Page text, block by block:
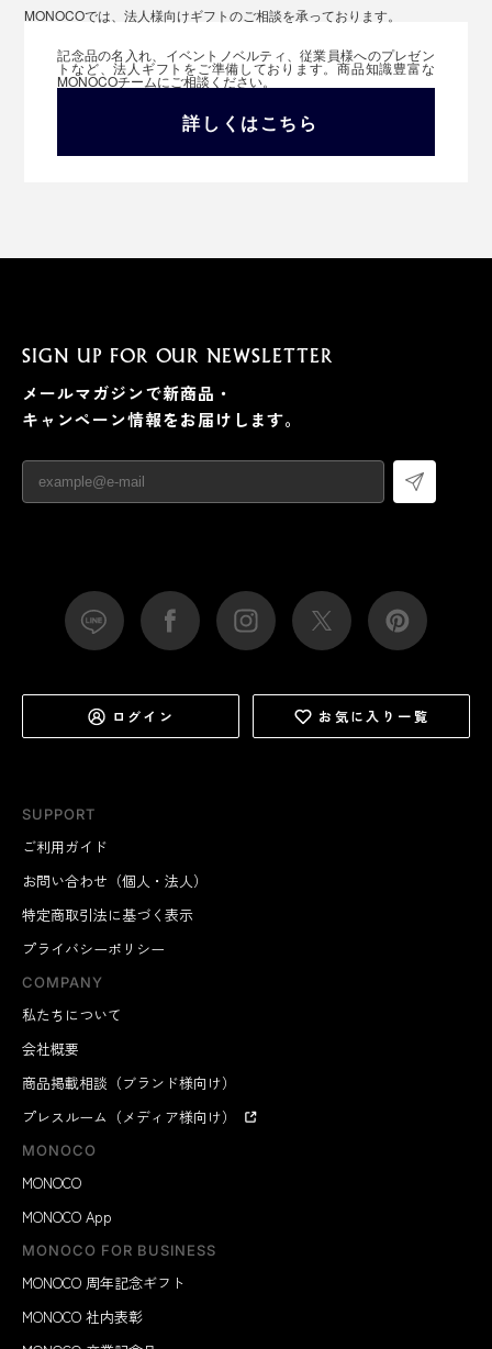
MONOCOでは、法人様向けギフトのご相談を承っております。
記念品の名入れ、イベントノベルティ、従業員様へのプレゼン
トなど、法人ギフトをご準備しております。商品知識豊富な
MONOCOチームにご相談ください。
詳しくはこちら
SUPPORT
ご利用ガイド
お問い合わせ（個人・法人）
特定商取引法に基づく表示
プライバシーポリシー
COMPANY
私たちについて
会社概要
商品掲載相談（ブランド様向け）
プレスルーム（メディア様向け）
MONOCO
MONOCO
MONOCO App
MONOCO FOR BUSINESS
MONOCO 周年記念ギフト
MONOCO 社内表彰
SIGN UP FOR OUR NEWSLETTER
メールマガジンで新商品・
キャンペーン情報をお届けします。
ログイン お気に入り一覧